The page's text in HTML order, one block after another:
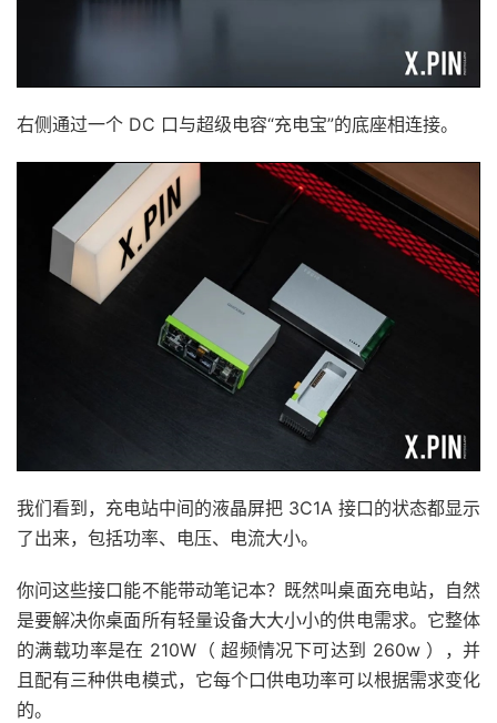
右侧通过一个 DC 口与超级电容“充电宝”的底座相连接。
我们看到，充电站中间的液晶屏把 3C1A 接口的状态都显示
了出来，包括功率、电压、电流大小。
你问这些接口能不能带动笔记本？既然叫桌面充电站，自然
是要解决你桌面所有轻量设备大大小小的供电需求。它整体
的满载功率是在 210W（ 超频情况下可达到 260w ），并
且配有三种供电模式，它每个口供电功率可以根据需求变化
的。